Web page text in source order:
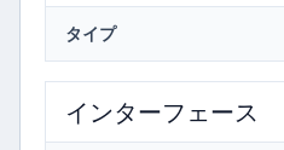
タイプ
インターフェース